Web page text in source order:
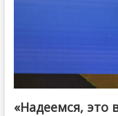
«Надеемся, это